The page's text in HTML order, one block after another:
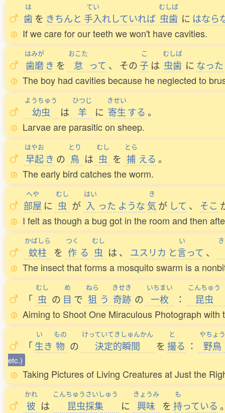
は
歯 を きちんと
てい
手入れしていれば
むしば
虫歯 に はなら
If we care for our teeth we won't have cavities.
はみが
歯磨 き を
おこた
怠 って 、 その
こ
子 は
むしば
虫歯 に なった
The boy had cavities because he neglected to
ようちゅう
幼虫 は
ひつじ
羊 に
きせい
寄生する 。
Larvae are parasitic on sheep.
はやお
早起 き の
とり
鳥 は
むし
虫 を
とら
捕 える 。
The early bird catches the worm.
へや
部屋 に
むし
虫 が
はい
入 った ような
き
気が して 、 そこ
I felt as though a bug got in the room and then
かばしら
蚊柱 を
つく
作 る
むし
虫 は 、 ユスリカ と
い
言って 、
The insect that forms a mosquito swarm is a
「
むし
虫 の
め
目 で
ねら
狙 う
きせき
奇跡 の
いちまい
一枚 ：
こんちゅう
昆虫
Aiming to Shoot One Miraculous Photograph
「
い
生き
もの
物 の
けっていてきしゅんかん
決定的瞬間 を
と
撮る ：
やちょう
野鳥
etc.)
Taking Pictures of Living Creatures at Just the
かれ
彼 は
こんちゅうさいしゅう
昆虫採集 に
きょうみ
興味 を
も
持っている